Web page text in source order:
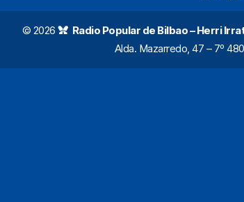
© 2026 Radio Popular de Bilbao – Herri
Alda. Mazarredo, 47 – 7º